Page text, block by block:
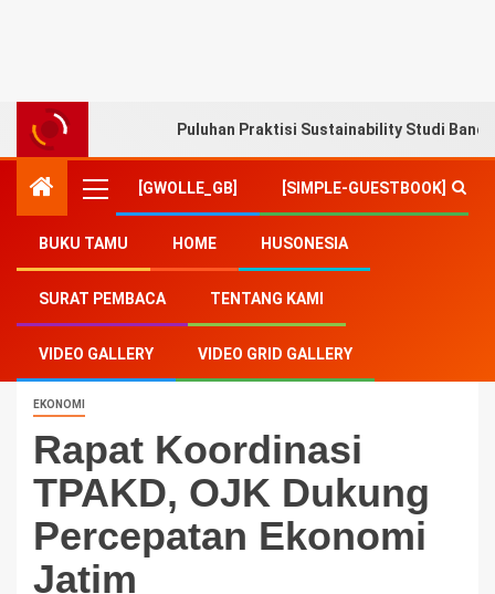
Puluhan Praktisi Sustainability Studi
[GWOLLE_GB] [SIMPLE-GUESTBOOK]
BUKU TAMU HOME HUSONESIA
SURAT PEMBACA TENTANG KAMI
VIDEO GALLERY VIDEO GRID GALLERY
Home-Ekonomi-Rapat Koordinasi TPAKD, OJK
Dukung Percepatan Ekonomi Jatim
EKONOMI
Rapat Koordinasi
TPAKD, OJK Dukung
Percepatan Ekonomi
Jatim